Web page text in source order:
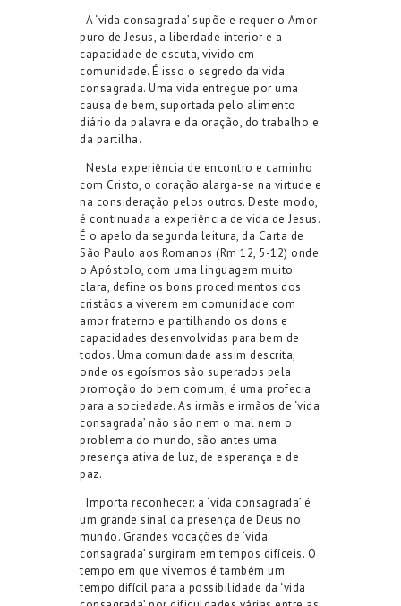
A ‘vida consagrada’ supõe e requer o Amor
puro de Jesus, a liberdade interior e a
capacidade de escuta, vivido em
comunidade. É isso o segredo da vida
consagrada. Uma vida entregue por uma
causa de bem, suportada pelo alimento
diário da palavra e da oração, do trabalho e
da partilha.
Nesta experiência de encontro e caminho
com Cristo, o coração alarga-se na virtude e
na consideração pelos outros. Deste modo,
é continuada a experiência de vida de Jesus.
É o apelo da segunda leitura, da Carta de
São Paulo aos Romanos (Rm 12, 5-12) onde
o Apóstolo, com uma linguagem muito
clara, define os bons procedimentos dos
cristãos a viverem em comunidade com
amor fraterno e partilhando os dons e
capacidades desenvolvidas para bem de
todos. Uma comunidade assim descrita,
onde os egoísmos são superados pela
promoção do bem comum, é uma profecia
para a sociedade. As irmãs e irmãos de ‘vida
consagrada’ não são nem o mal nem o
problema do mundo, são antes uma
presença ativa de luz, de esperança e de
paz.
Importa reconhecer: a ‘vida consagrada’ é
um grande sinal da presença de Deus no
mundo. Grandes vocações de ‘vida
consagrada’ surgiram em tempos difíceis. O
tempo em que vivemos é também um
tempo difícil para a possibilidade da ‘vida